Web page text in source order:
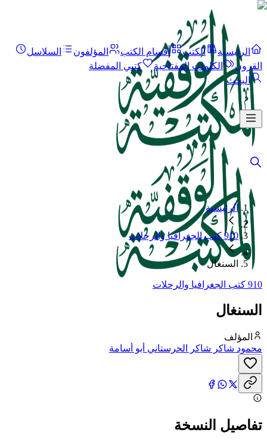
الرئيسية الكتب أقسام الكتب المؤلفون
السلاسل
القرون
الكلمات المفتاحية
كتبي المفضلة
البحث
الرئيسية
910 كتب الجغرافيا والرحلات
السنغال
910 كتب الجغرافيا والرحلات
السنغال
المؤلف
محمود شاكر شاكر الحرستاني أبو أسامة
تفاصيل النسخة